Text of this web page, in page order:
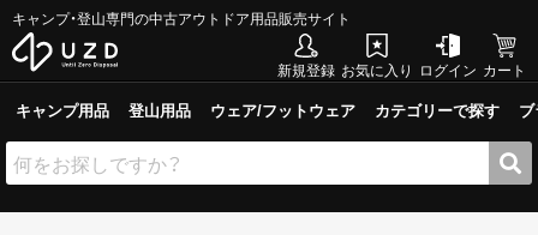
キャンプ・登山専門の中古アウトドア用品販売サイト
新規登録 お気に入り ログイン カート
キャンプ用品 登山用品 ウェア/フットウェア カテゴリーで探す